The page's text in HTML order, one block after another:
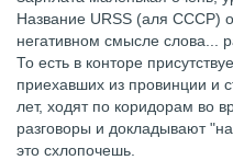
Название URSS (аля СССР)
негативном смысле слова...
То есть в конторе
приехавших из провинции и
лет, ходят по коридорам во
разговоры и докладывают
это схлопочешь.